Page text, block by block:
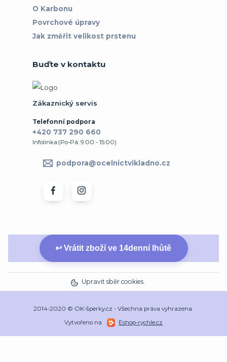
O Karbonu
Povrchové úpravy
Jak změřit velikost prstenu
Buďte v kontaktu
Zákaznický servis
Telefonní podpora
+420 737 290 660
Infolinka:(Po-Pá: 9:00 - 15:00)
podpora@ocelnictvikladno.cz
↩ Vrátit zboží ve 14denní lhůtě
Upravit sběr cookies.
2014-2020 © OK-šperky.cz - Všechna práva vyhrazena.
Vytvořeno na
Eshop-rychle.cz